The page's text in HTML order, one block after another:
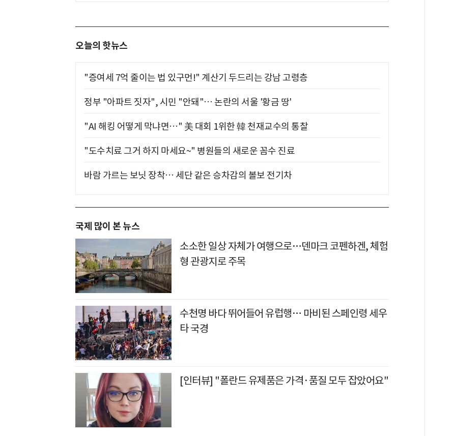
오늘의 핫뉴스
"증여세 7억 줄이는 법 있구먼!" 계산기 두드리는 강남 고령층
정부 "아파트 짓자", 시민 "안돼"… 논란의 서울 '황금 땅'
"AI 해킹 어떻게 막냐면…" 美 대회 1위한 韓 천재교수의 통찰
"도수치료 그거 하지 마세요~" 병원들의 새로운 꼼수 진료
바람 가르는 보닛 장착… 세단 같은 승차감의 볼보 전기차
국제 많이 본 뉴스
소소한 일상 자체가 여행으로…덴마크 코펜하겐, 체험
형 관광지로 주목
수천명 바다 뛰어들어 유럽행… 마비된 스페인령 세우
타 국경
[인터뷰] "폴란드 유제품은 가격·품질 모두 잡았어요"